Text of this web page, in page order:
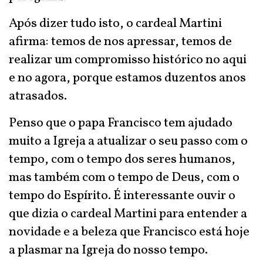
Após dizer tudo isto, o cardeal Martini
afirma: temos de nos apressar, temos de
realizar um compromisso histórico no aqui
e no agora, porque estamos duzentos anos
atrasados.
Penso que o papa Francisco tem ajudado
muito a Igreja a atualizar o seu passo com o
tempo, com o tempo dos seres humanos,
mas também com o tempo de Deus, com o
tempo do Espírito. É interessante ouvir o
que dizia o cardeal Martini para entender a
novidade e a beleza que Francisco está hoje
a plasmar na Igreja do nosso tempo.